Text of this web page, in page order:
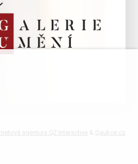
agentura Q2 Interactive & Qaukce.cz